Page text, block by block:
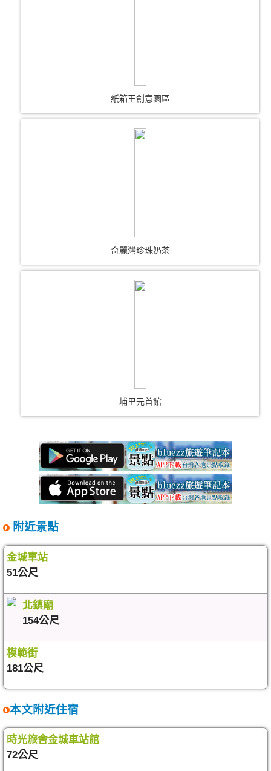
紙箱王創意園區
奇麗灣珍珠奶茶
埔里元首館
附近景點
金城車站
51公尺
北鎮廟
154公尺
模範街
181公尺
本文附近住宿
時光旅舍金城車站館
72公尺